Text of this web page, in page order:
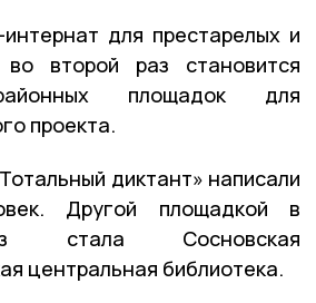
для престарелых и
второй раз становится
площадок для
проекта.
диктант» написали
Другой площадкой в
стала Сосновская
центральная библиотека.